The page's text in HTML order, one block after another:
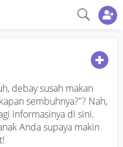
debay susah makan
sembuhnya?"? Nah,
informasinya di sini.
Anda supaya makin